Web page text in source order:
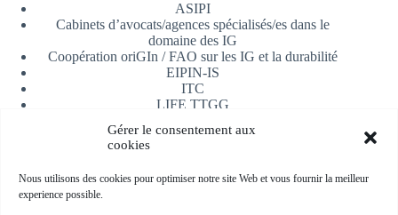
Gérer le consentement aux
cookies
Nous utilisons des cookies pour optimiser notre site Web et vous fournir la meilleur
experience possible.
ASIPI
Cabinets d’avocats/agences spécialisés/es dans le
domaine des IG
Coopération oriGIn / FAO sur les IG et la durabilité
EIPIN-IS
ITC
LIFE TTGG
AfrIPI
Recevoir notre newsletter